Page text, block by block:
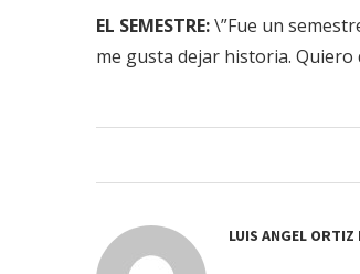
EL SEMESTRE:\”Fue un
me gusta dejar historia.
LUIS ANGEL ORTIZ